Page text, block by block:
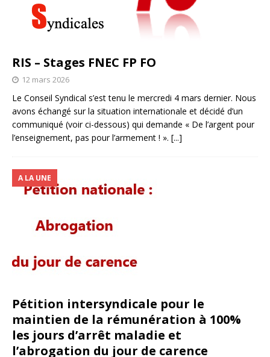
RIS – Stages FNEC FP FO
12 mars 2026
Le Conseil Syndical s’est tenu le mercredi 4 mars dernier. Nous
avons échangé sur la situation internationale et décidé d’un
communiqué (voir ci-dessous) qui demande « De l’argent pour
l’enseignement, pas pour l’armement ! ». [...]
Pétition intersyndicale pour le
maintien de la rémunération à 100%
les jours d’arrêt maladie et
l’abrogation du jour de carence
A LA UNE